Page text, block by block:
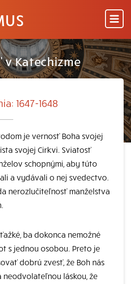
Katechizme
1647-1648
je vernosť Boha svojej
svojej Cirkvi. Sviatosť
schopnými, aby túto
a vydávali o nej svedectvo.
nerozlučiteľnosť manželstva
ba dokonca nemožné
s jednou osobou. Preto je
dobrú zvesť, že Boh nás
láskou, že